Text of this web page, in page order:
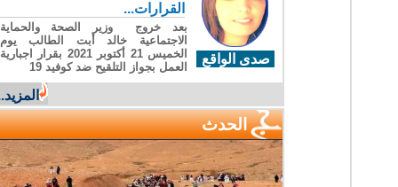
صدى الواقع
القرارات...
بعد خروج وزير الصحة والحماية
الاجتماعية خالد أبت الطالب يوم
الخميس 21 أكتوبر 2021 بقرار اجبارية
العمل بجواز التلقيح ضد كوفيد 19
المزيد...
الحدث